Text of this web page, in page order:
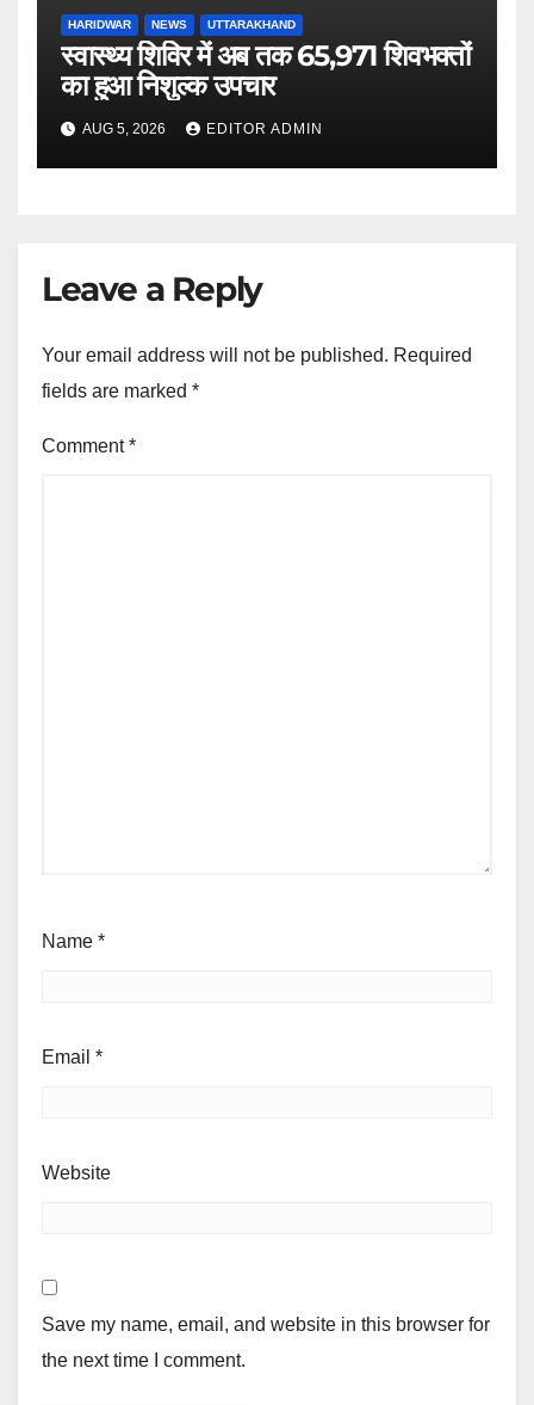
HARIDWAR NEWS UTTARAKHAND
स्वास्थ्य शिविर में अब तक 65,971 शिवभक्तों
का हुआ निशुल्क उपचार
AUG 5, 2026 EDITOR ADMIN
Leave a Reply
Your email address will not be published. Required
fields are marked *
Comment*
Name *
Email *
Website
Save my name, email, and website in this browser for
the next time I comment.